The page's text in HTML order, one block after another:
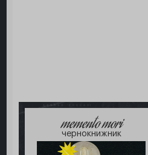
memento mori
чернокнижник